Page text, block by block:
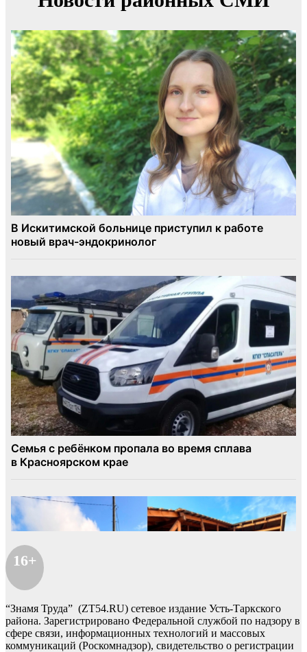
16+
“Знамя Труда” (ZT54.RU) сетевое издание Усть-Таркского
района. Зарегистрировано Федеральной службой по надзору в
сфере связи, информационных технологий и массовых
коммуникаций (Роскомнадзор), свидетельство о регистрации